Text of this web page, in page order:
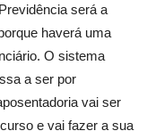
será a
haverá uma
O sistema
a ser por
vai ser
e vai fazer a sua